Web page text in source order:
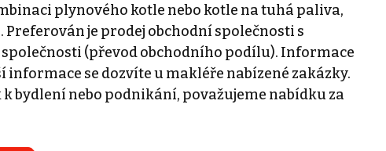
plynového kotle nebo kotle na tuhá paliva,
je prodej obchodní společnosti s
(převod obchodního podílu). Informace
informace se dozvíte u makléře nabízené zakázky.
bydlení nebo podnikání, považujeme nabídku za